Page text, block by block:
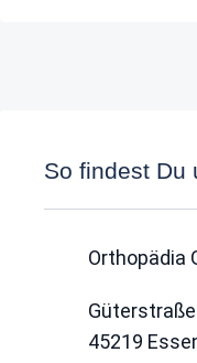
So findest Du
Orthopädia
45219